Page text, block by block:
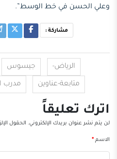
وعلي الحسن في خط الوسط”.
مشاركة :
الرياض- جيسوس
متابعة-عناوين مدرب
اترك تعليقاً
لن يتم نشر عنوان بريدك الإلكتروني. الحقول
الاسم*